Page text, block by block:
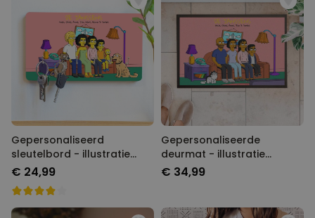
Gepersonaliseerd
sleutelbord - illustratie
cartoon familie
€ 24,99
Gepersonaliseerde
deurmat - illustratie
cartoon familie
€ 34,99